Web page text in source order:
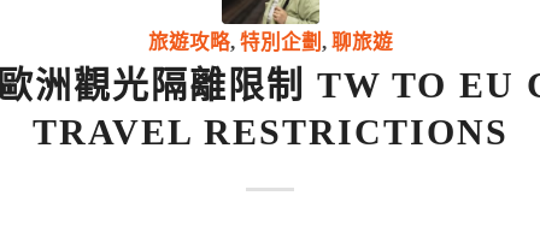
旅遊攻略, 特別企劃 , 聊旅遊
洲觀光隔離限制 TW TO EU
TRAVEL RESTRICTIONS